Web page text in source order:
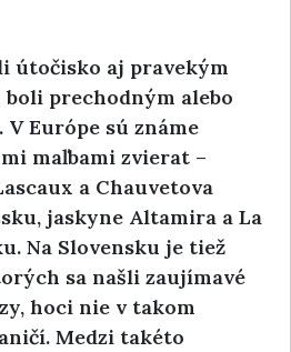
útočisko aj pravekým
prechodným alebo
Európe sú známe
maľbami zvierat –
a Chauvetova
jaskyne Altamira a La
Na Slovensku je tiež
sa našli zaujímavé
hoci nie v takom
Medzi takéto